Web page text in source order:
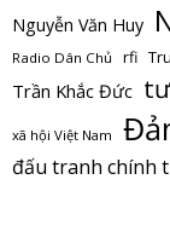
Nguyễn Văn Huy
Radio Dân Chủ rfi
Trần Khắc Đức
xã hội Việt Nam
đấu tranh chính